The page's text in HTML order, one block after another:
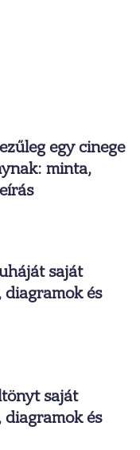
egy cinege
minta,
saját
diagramok és
saját
diagramok és